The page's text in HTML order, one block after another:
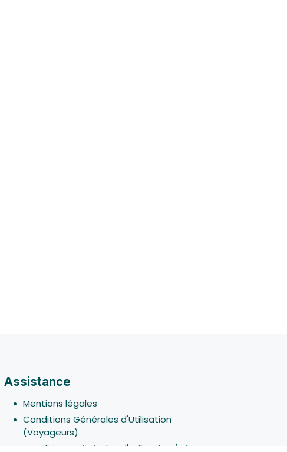
Assistance
Mentions légales
Conditions Générales d'Utilisation
(Voyageurs)
Conditions Générales d'Utilisation (Hôtes -